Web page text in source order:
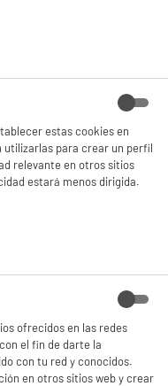
de cal y el crecimiento
húmeda, por
y cualquier
seco después de la
estas cookies en
utilizarlas para crear un perfil
relevante en otros sitios
estará menos dirigida.
ofrecidos en las redes
el fin de darte la
con tu red y conocidos.
en otros sitios web y crear